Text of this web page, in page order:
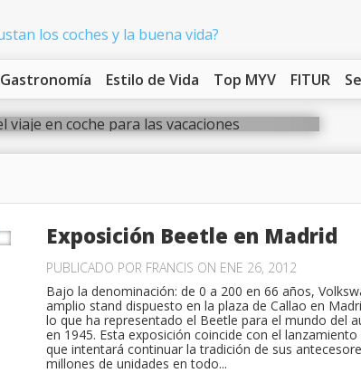
Gastronomía Estilo de Vida Top MYV FITUR
Exposición Beetle en Madrid
PUBLICADO POR FRANCIS ON ENE 26, 2012
Bajo la denominación: de 0 a 200 en 66 años,
amplio stand dispuesto en la plaza de Callao en
lo que ha representado el Beetle para el mundo del
en 1945. Esta exposición coincide con el
que intentará continuar la tradición de sus
millones de unidades en todo...